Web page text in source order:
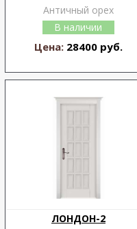
Античный орех
В наличии
Цена: 28400 руб.
ЛОНДОН-2